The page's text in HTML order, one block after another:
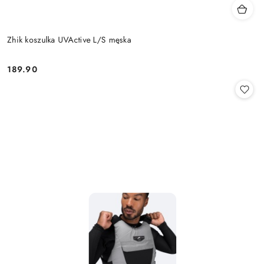
Zhik koszulka UVActive L/S męska
Cena:
189.90